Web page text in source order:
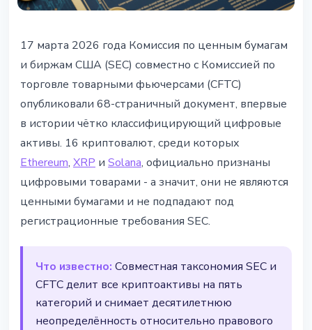
SEC и CFTC классифицировали
16 криптоактивов как цифровые
товары
18 марта 2026 г. 3 мин чтения
Наталия Дорофеева
17 марта 2026 года Комиссия по ценным бумагам
и биржам США (SEC) совместно с Комиссией по
торговле товарными фьючерсами (CFTC)
опубликовали 68-страничный документ, впервые
в истории чётко классифицирующий цифровые
активы. 16 криптовалют, среди которых
Ethereum, XRP и Solana, официально признаны
цифровыми товарами - а значит, они не являются
ценными бумагами и не подпадают под
регистрационные требования SEC.
Что известно: Совместная таксономия SEC и
CFTC делит все криптоактивы на пять
категорий и снимает десятилетнюю
неопределённость относительно правового